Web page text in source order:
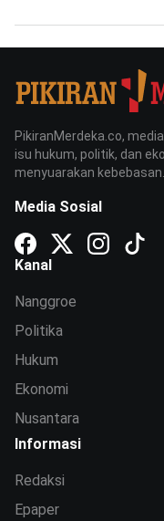
PikiranMerdeka.co,
isu hukum, politik, dan
menyuarakan kebebasan.
Media Sosial
Kanal
Nanggroe
Politika
Hukum
Ekonomi
Nusantara
Informasi
Redaksi
Epaper